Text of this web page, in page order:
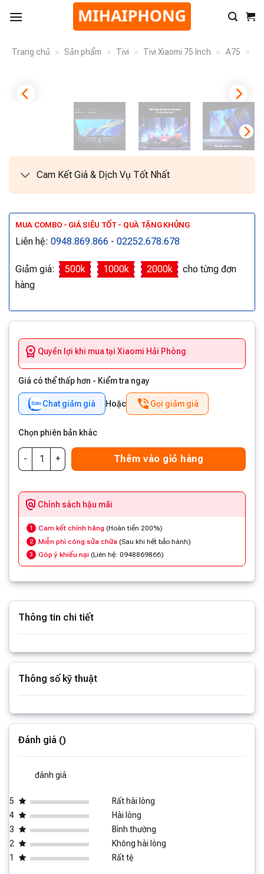
Trang chủ » Sản phẩm » Tivi » Tivi Xiaomi 75 Inch » A75 »
Cam Kết Giá & Dịch Vụ Tốt Nhất
MUA COMBO - GIÁ SIÊU TỐT - QUÀ TẶNG KHỦNG
Liên hệ: 0948.869.866 - 02252.678.678
Giảm giá: 500k 1000k 2000k
cho từng đơn
hàng
Quyền lợi khi mua tại Xiaomi Hải Phòng
Giá có thể thấp hơn - Kiểm tra ngay
Chat giảm giá Hoặc Gọi giảm giá
Chọn phiên bản khác
Thêm vào giỏ hàng
Chính sách hậu mãi
1 Cam kết chính hãng (Hoàn tiền 200%)
2 Miễn phí công sửa chữa (Sau khi hết bảo hành)
3 Góp ý khiếu nại (Liên hệ: 0948869866)
Thông tin chi tiết
Thông số kỹ thuật
Đánh giá ()
đánh giá
5
Rất hài lòng
4
Hài lòng
3
Bình thường
2
Không hài lòng
1
Rất tệ